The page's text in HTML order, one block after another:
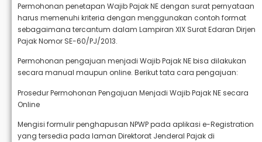
Permohonan penetapan Wajib Pajak NE dengan surat pernyataan
harus memenuhi kriteria dengan menggunakan contoh format
sebagaimana tercantum dalam Lampiran XIX Surat Edaran Dirjen
Pajak Nomor SE-60/PJ/2013.
Permohonan pengajuan menjadi Wajib Pajak NE bisa dilakukan
secara manual maupun online. Berikut tata cara pengajuan:
Prosedur Permohonan Pengajuan Menjadi Wajib Pajak NE secara
Online
Mengisi formulir penghapusan NPWP pada aplikasi e-Registration
yang tersedia pada laman Direktorat Jenderal Pajak di